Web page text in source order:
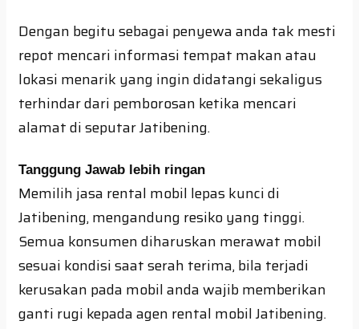
Dengan begitu sebagai penyewa anda tak mesti
repot mencari informasi tempat makan atau
lokasi menarik yang ingin didatangi sekaligus
terhindar dari pemborosan ketika mencari
alamat di seputar Jatibening.
Tanggung Jawab lebih ringan
Memilih jasa rental mobil lepas kunci di
Jatibening, mengandung resiko yang tinggi.
Semua konsumen diharuskan merawat mobil
sesuai kondisi saat serah terima, bila terjadi
kerusakan pada mobil anda wajib memberikan
ganti rugi kepada agen rental mobil Jatibening.